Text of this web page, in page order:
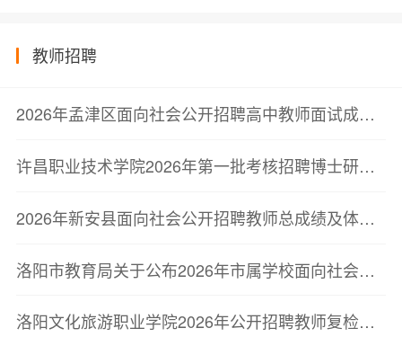
教师招聘
2026年孟津区面向社会公开招聘高中教师面试成绩、总成绩及体检公告
许昌职业技术学院2026年第一批考核招聘博士研究生拟聘用人员名单公示
2026年新安县面向社会公开招聘教师总成绩及体检有关事宜的公告
洛阳市教育局关于公布2026年市属学校面向社会公开招聘教师体检递补人员体检结果的公告
洛阳文化旅游职业学院2026年公开招聘教师复检及补检人员结果公布